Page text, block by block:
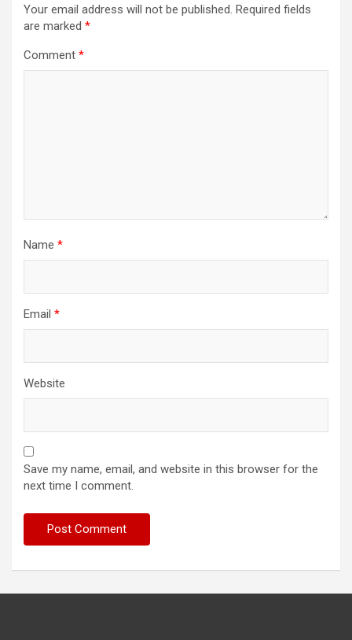
Your email address will not be published. Required fields
are marked *
Comment *
Name *
Email *
Website
Save my name, email, and website in this browser for the
next time I comment.